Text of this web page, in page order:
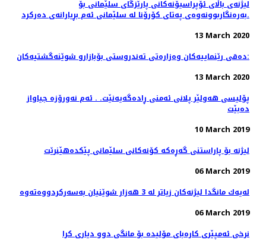
لیژنەی باڵای ئۆپراسیۆنەكانی پارێزگای سلێمانی بۆ
بەرەنگاربوونەوەی پەتای كۆرۆنا لە سلێمانی ئەم بڕیارانەی دەرکرد.
13 March 2020
دەقی رێنماییەكان وەزارەتی تەندروستی بۆبازارو شوێنەگشتیەکان:
13 March 2020
پۆلیسی هەولێر پلانی ئەمنی ڕادەگەیەنێت. . ئەم نەورۆزە جیاواز
دەبێت
10 March 2019
لیژنە بۆ پاراستنی گەڕەكە كۆنەكانی سلێمانی پێكدەهێنرێت
06 March 2019
06 March 2019
نرخی ئه‌مپێری كاره‌بای مۆلیده‌ بۆ مانگی دوو دیاری كرا